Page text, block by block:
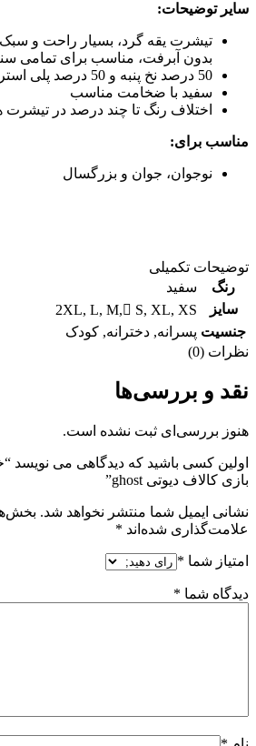
سایر توضیحات:
تیشرت یقه گرد، بسیار راحت و
بدون آبرفت، مناسب برای تمامی
50 درصد نخ پنبه و 50 درصد پلی استر
سفید با ضخامت مناسب
اختلاف رنگ تا چند درصد در تیشرت
مناسب برای:
نوجوان، جوان و بزرگسال
توضیحات تکمیلی
رنگ
سفید
سایز
2XL, L, M, ُS, XL, XS
جنسیت پسرانه, دخترانه, کودک
نظرات (0)
نقد و بررسی‌ها
هنوز بررسی‌ای ثبت نشده است.
اولین کسی باشید که دیدگاهی می نویسد
بازی کالاف دیوتی ghost”
نشانی ایمیل شما منتشر نخواهد شد.
علامت‌گذاری شده‌اند *
امتیاز شما *
دیدگاه شما *